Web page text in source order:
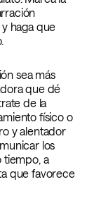
haga que
sea más
que dé
de la
físico o
y alentador
los
tiempo, a
que favorece